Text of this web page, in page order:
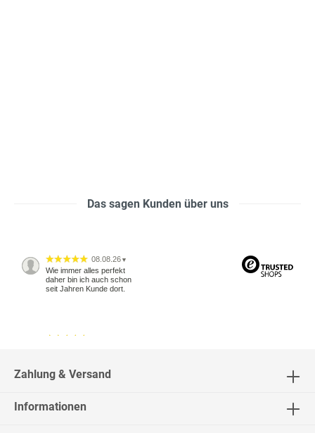
Das sagen Kunden über uns
08.08.26 ▼
Wie immer alles perfekt
daher bin ich auch schon
seit Jahren Kunde dort.
Zahlung & Versand
Informationen